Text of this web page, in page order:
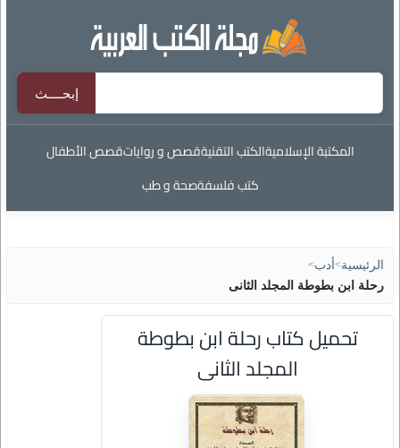
المكتبة الإسلاميةالكتب التقنيةقصص و رواياتقصص الأطفال
كتب فلسفةصحة و طب
الرئيسية> أدب>
رحلة ابن بطوطة المجلد الثانى
تحميل كتاب رحلة ابن بطوطة
المجلد الثانى